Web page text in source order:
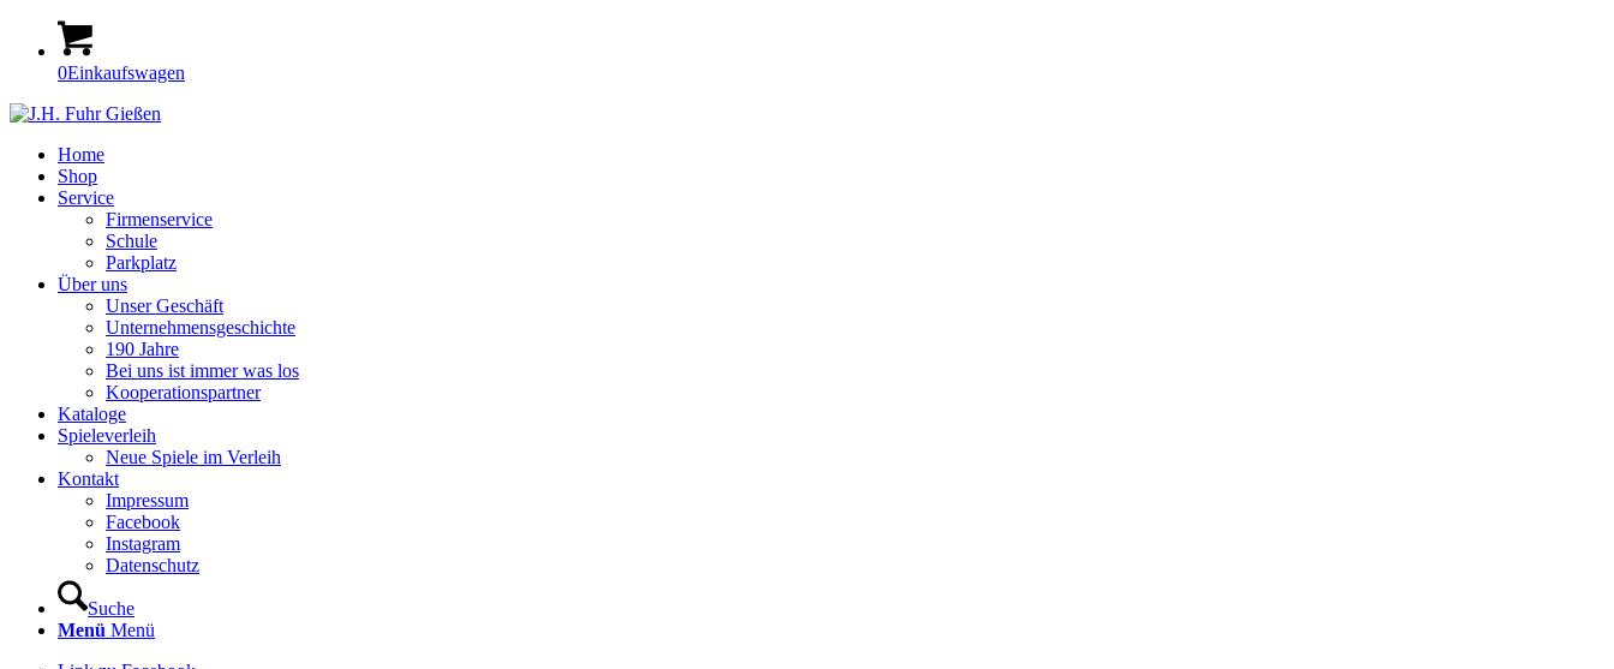
0Einkaufswagen
Home
Shop
Service
Firmenservice
Schule
Parkplatz
Über uns
Unser Geschäft
Unternehmensgeschichte
190 Jahre
Bei uns ist immer was los
Kooperationspartner
Kataloge
Spieleverleih
Neue Spiele im Verleih
Kontakt
Impressum
Facebook
Instagram
Datenschutz
Suche
Menü Menü